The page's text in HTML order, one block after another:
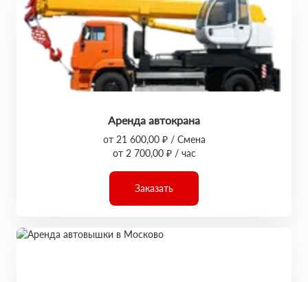
Аренда автокрана
от 21 600,00 ₽ / Смена
от 2 700,00 ₽ / час
Заказать